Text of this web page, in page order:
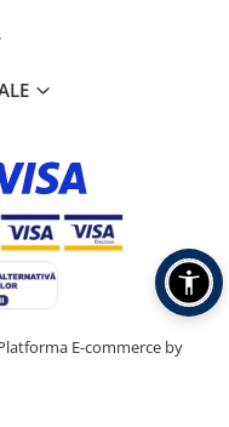
E-commerce by